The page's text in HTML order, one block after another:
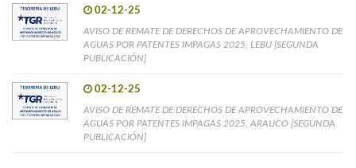
02-12-25
AVISO DE REMATE DE DERECHOS DE APROVECHAMIENTO DE
AGUAS POR PATENTES IMPAGAS 2025, LEBU [SEGUNDA
PUBLICACIÓN]
02-12-25
AVISO DE REMATE DE DERECHOS DE APROVECHAMIENTO DE
AGUAS POR PATENTES IMPAGAS 2025, ARAUCO [SEGUNDA
PUBLICACIÓN]